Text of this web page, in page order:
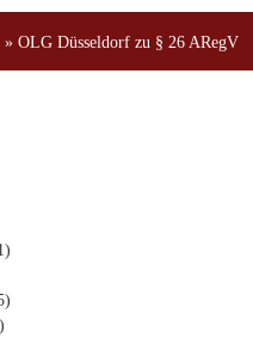
» OLG Düsseldorf zu § 26 ARegV